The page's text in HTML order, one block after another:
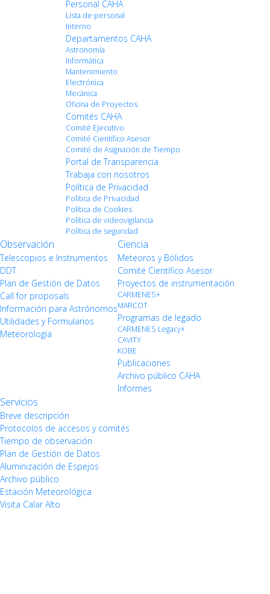
Personal CAHA
Lista de personal
Interno
Departamentos CAHA
Astronomía
Informática
Mantenimiento
Electrónica
Mecánica
Oficina de Proyectos
Comités CAHA
Comité Ejecutivo
Comité Científico Asesor
Comité de Asignación de Tiempo
Portal de Transparencia
Trabaja con nosotros
Política de Privacidad
Política de Privacidad
Política de Cookies
Política de videovigilancia
Política de seguridad
Observación
Telescopios e Instrumentos
DDT
Plan de Gestión de Datos
Call for proposals
Información para Astrónomos
Utilidades y Formularios
Meteorología
Ciencia
Meteoros y Bólidos
Comité Científico Asesor
Proyectos de instrumentación
CARMENES+
MARCOT
Programas de legado
CARMENES Legacy+
CAVITY
KOBE
Publicaciones
Archivo público CAHA
Informes
Servicios
Breve descripción
Protocolos de accesos y comités
Tiempo de observación
Plan de Gestión de Datos
Aluminización de Espejos
Archivo público
Estación Meteorológica
Visita Calar Alto